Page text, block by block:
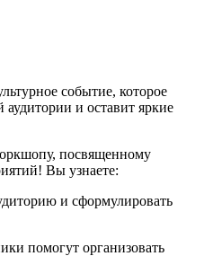
событие, которое
и оставит яркие
посвященному
Вы узнаете:
и сформулировать
помогут организовать